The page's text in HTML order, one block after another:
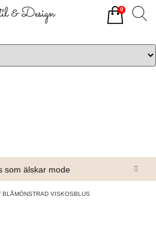
som älskar mode
BLÅMÖNSTRAD VISKOSBLUS
0